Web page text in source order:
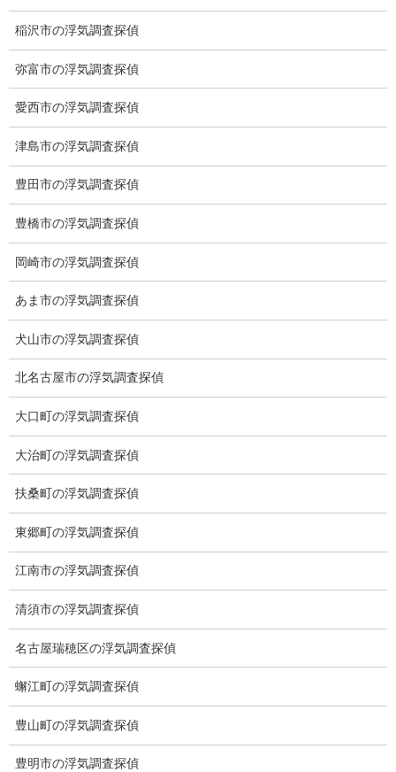
※弊社から24時間以内に返信が無い場合、再度LINE又はお電話を
お知らせ (1)
トップ
ご挨拶
システム
ミライリサーチのお約束
当社のこだわり
稲沢市の浮気調査探偵
弥富市の浮気調査探偵
愛西市の浮気調査探偵
津島市の浮気調査探偵
豊田市の浮気調査探偵
豊橋市の浮気調査探偵
岡崎市の浮気調査探偵
あま市の浮気調査探偵
犬山市の浮気調査探偵
北名古屋市の浮気調査探偵
大口町の浮気調査探偵
大治町の浮気調査探偵
扶桑町の浮気調査探偵
東郷町の浮気調査探偵
江南市の浮気調査探偵
清須市の浮気調査探偵
名古屋瑞穂区の浮気調査探偵
蠏江町の浮気調査探偵
豊山町の浮気調査探偵
豊明市の浮気調査探偵